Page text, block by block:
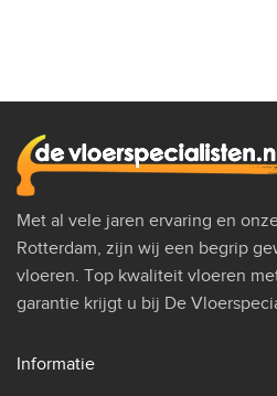
Met al vele jaren ervaring en
Rotterdam, zijn wij een begrip
vloeren. Top kwaliteit vloeren
garantie krijgt u bij De
Informatie